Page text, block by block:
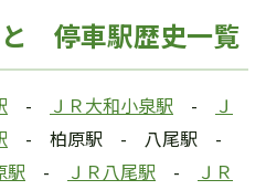
停車駅歴史一覧
- ＪＲ大和小泉駅 -
Ｊ
- 柏原駅 - 八尾駅 -
駅 - ＪＲ八尾駅 -
ＪＲ